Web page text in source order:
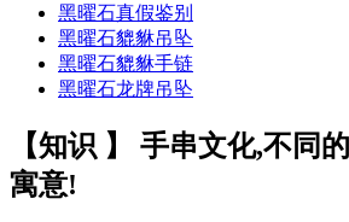
黑曜石真假鉴别
黑曜石貔貅吊坠
黑曜石貔貅手链
黑曜石龙牌吊坠
【知识 】 手串文化,不同
寓意!